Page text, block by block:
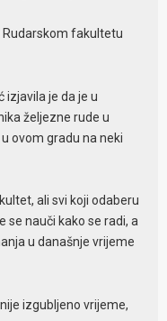
Rudarskom fakultetu
izjavila je da je u
željezne rude u
ovom gradu na neki
ali svi koji odaberu
se nauči kako se radi, a
u današnje vrijeme
izgubljeno vrijeme,